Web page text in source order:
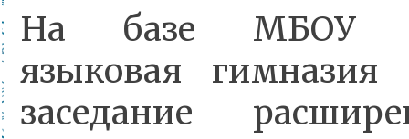
На базе МБОУ
языковая
заседание